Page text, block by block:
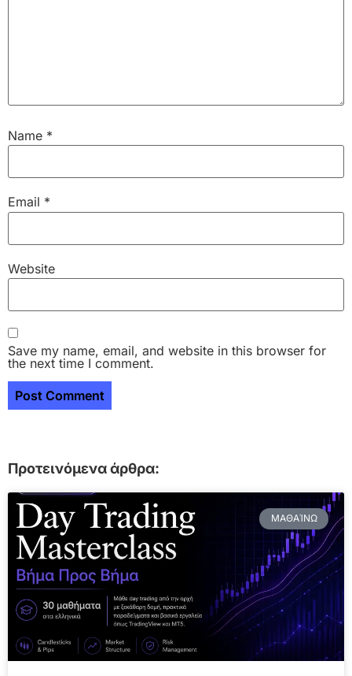
Name *
Email *
Website
Save my name, email, and website in this browser for
the next time I comment.
Προτεινόμενα άρθρα:
ΜΑΘΑΊΝΩ